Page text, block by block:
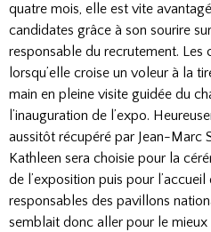
quatre mois, elle est vite
candidates grâce à son sourire
responsable du recrutement. Les
lorsqu’elle croise un voleur à la
main en pleine visite guidée du
l’inauguration de l’expo.
aussitôt récupéré par Jean-Marc
Kathleen sera choisie pour la
de l’exposition puis pour
responsables des pavillons
semblait donc aller pour le mieux